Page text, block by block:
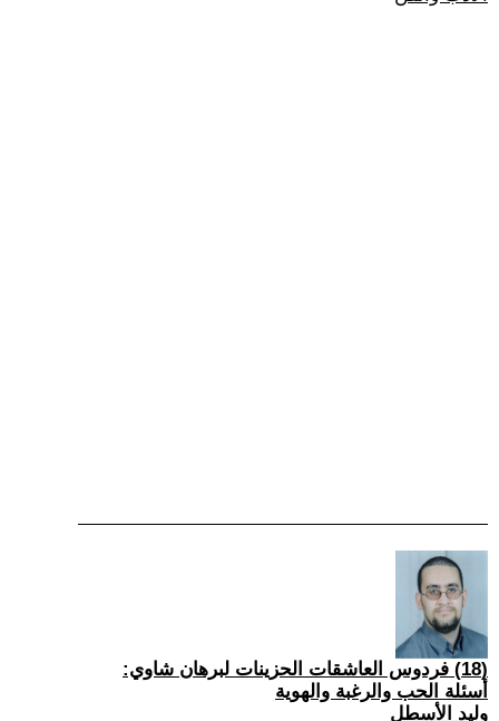
(18) فردوس العاشقات الحزينات لبرهان شاوي:
أسئلة الحب والرغبة والهوية
وليد الأسطل